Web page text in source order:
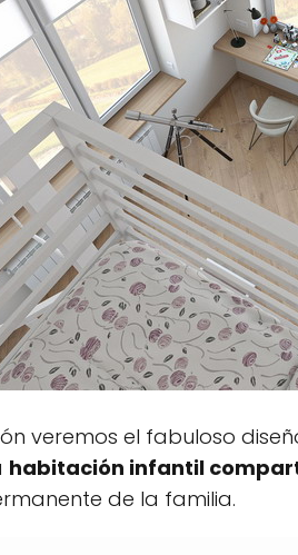
veremos el fabuloso
habitación infantil
de la familia.